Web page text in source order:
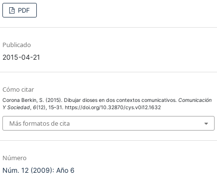
PDF
Publicado
2015-04-21
Cómo citar
Corona Berkin, S. (2015). Dibujar dioses en dos contextos comunicativos. Comunicación
Y Sociedad, 6(12), 15–31. https://doi.org/10.32870/cys.v0i12.1632
Más formatos de cita
Número
Núm. 12 (2009): Año 6